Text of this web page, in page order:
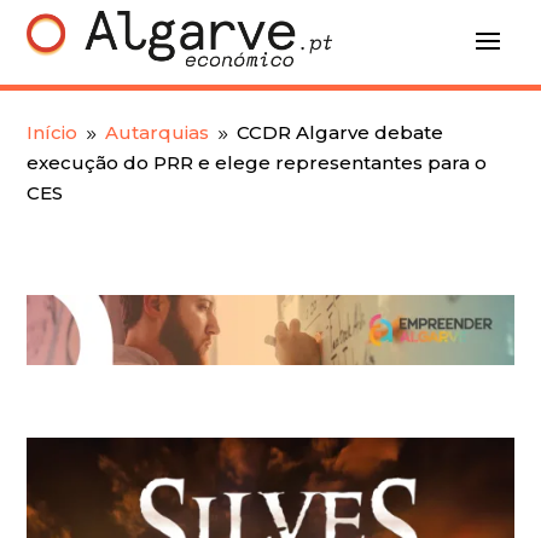
Início 9 Autarquias 9 CCDR Algarve debate
execução do PRR e elege representantes para o
CES